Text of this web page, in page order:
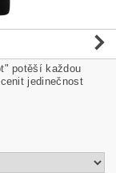
potěší každou
jedinečnost